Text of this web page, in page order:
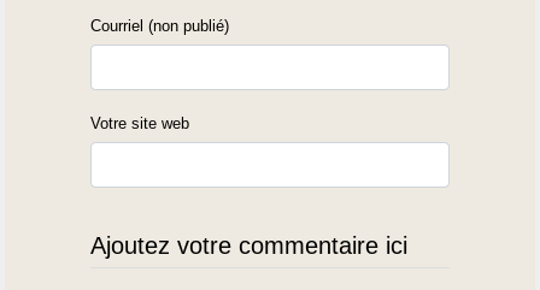
Courriel (non publié)
Votre site web
Ajoutez votre commentaire ici